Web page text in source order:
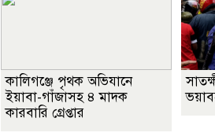
কালিগঞ্জে পৃথক অভিযানে
ইয়াবা-গাঁজাসহ ৪ মাদক
কারবারি গ্রেপ্তার